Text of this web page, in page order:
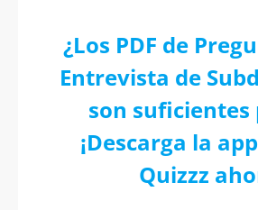
¿Los PDF de
Entrevista de
son suficientes
¡Descarga la
Quizzz